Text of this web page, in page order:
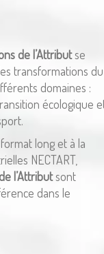
de l’Attributse
transformations du
domaines :
écologique
long et à la
NECTART,
l’Attributsont
dans le